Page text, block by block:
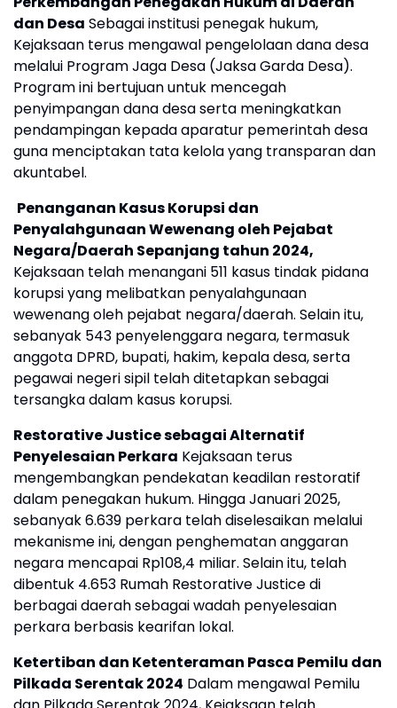
dan Desa Sebagai institusi penegak hukum,
Kejaksaan terus mengawal pengelolaan dana desa
melalui Program Jaga Desa (Jaksa Garda Desa).
Program ini bertujuan untuk mencegah
penyimpangan dana desa serta meningkatkan
pendampingan kepada aparatur pemerintah desa
guna menciptakan tata kelola yang transparan dan
akuntabel.
Penanganan Kasus Korupsi dan
Penyalahgunaan Wewenang oleh Pejabat
Negara/Daerah Sepanjang tahun 2024,
Kejaksaan telah menangani 511 kasus tindak pidana
korupsi yang melibatkan penyalahgunaan
wewenang oleh pejabat negara/daerah. Selain itu,
sebanyak 543 penyelenggara negara, termasuk
anggota DPRD, bupati, hakim, kepala desa, serta
pegawai negeri sipil telah ditetapkan sebagai
tersangka dalam kasus korupsi.
Restorative Justice sebagai Alternatif
Penyelesaian Perkara Kejaksaan terus
mengembangkan pendekatan keadilan restoratif
dalam penegakan hukum. Hingga Januari 2025,
sebanyak 6.639 perkara telah diselesaikan melalui
mekanisme ini, dengan penghematan anggaran
negara mencapai Rp108,4 miliar. Selain itu, telah
dibentuk 4.653 Rumah Restorative Justice di
berbagai daerah sebagai wadah penyelesaian
perkara berbasis kearifan lokal.
Ketertiban dan Ketenteraman Pasca Pemilu dan
Pilkada Serentak 2024 Dalam mengawal Pemilu